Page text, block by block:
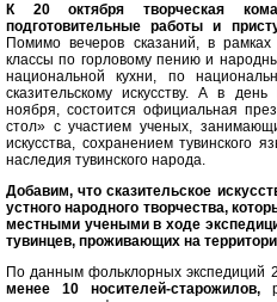
К 20 октября творческая
подготовительные работы и
Помимо вечеров сказаний, в
классы по горловому пению и
национальной кухни, по
сказительскому искусству. А в
ноября, состоится официальная
стол» с участием ученых,
искусства, сохранением тувинского
наследия тувинского народа.
Добавим, что сказительское
устного народного творчества,
местными учеными в ходе
тувинцев, проживающих на
По данным фольклорных экспедиций
менее 10 носителей-старожилов,